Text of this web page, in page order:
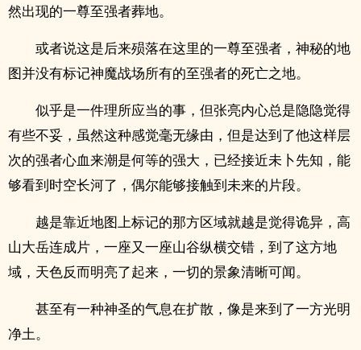
然出现的一尊至强者葬地。
或者说这是后来殒落在这里的一尊至强者，神秘的地
图并没有标记神魔战场所有的至强者的死亡之地。
似乎是一件理所应当的事，但张亮内心总是隐隐觉得
有些不妥，虽然这种感觉毫无缘由，但是达到了他这样层
次的强者心血来潮是何等的强大，已经接近未卜先知，能
够看到时空长河了，偶尔能够接触到未来的片段。
越是靠近地图上标记的那方区域就越是觉得诡异，高
山大岳连成片，一座又一座山谷纵横交错，到了这方地
域，天色反而明亮了起来，一切的景象清晰可闻。
甚至有一种神圣的气息在扩散，像是来到了一方光明
净土。